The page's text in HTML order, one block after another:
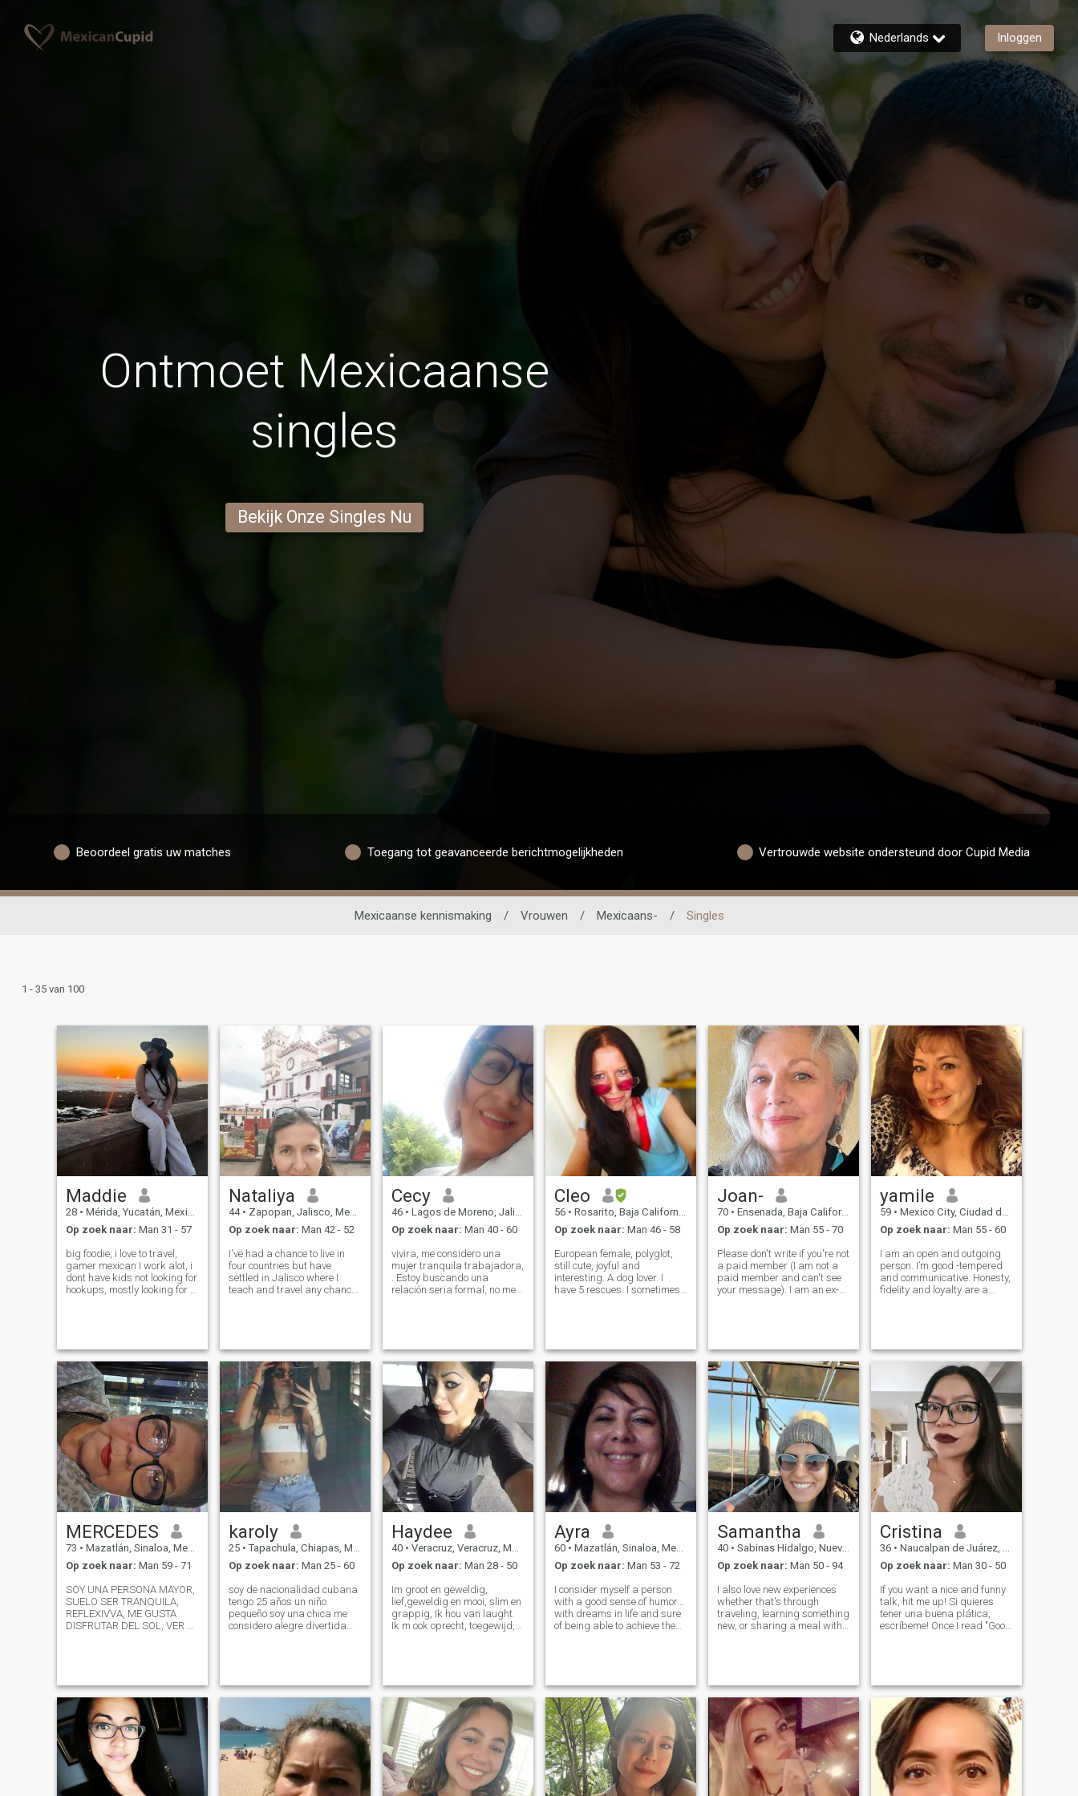
Nederlands Inloggen
Ontmoet Mexicaanse
singles
Bekijk Onze Singles Nu
Beoordeel gratis uw matches Toegang tot geavanceerde berichtmogelijkheden Vertrouwde website ondersteund door Cupid Media
Mexicaanse kennismaking / Vrouwen / Mexicaans- / Singles
1 - 35 van 100
Maddie
28 • Mérida, Yucatán, Mexico
Op zoek naar: Man 31 - 57
big foodie, i love to travel,
gamer mexican I work alot, i
dont have kids not looking for
hookups, mostly looking for a
trip fluent in english
Nataliya
44 • Zapopan, Jalisco, Mexico
Op zoek naar: Man 42 - 52
I've had a chance to live in
four countries but have
settled in Jalisco where I
teach and travel any chance I
sincere, and with goals in
life. A Christia
Cecy
46 • Lagos de Moreno, Jalisco, Mexico
Op zoek naar: Man 40 - 60
vivira, me considero una
mujer tranquila trabajadora,
. Estoy buscando una
relación seria formal, no me
gusta estar bien vivir bien,
busco
Cleo
56 • Rosarito, Baja California, Mexico
Op zoek naar: Man 46 - 58
European female, polyglot,
still cute, joyful and
interesting. A dog lover. I
have 5 rescues. I sometimes
to a man I mean. If a woman
ha
Joan-
70 • Ensenada, Baja California, Mexico
Op zoek naar: Man 55 - 70
Please don't write if you're not
a paid member (I am not a
paid member and can't see
your message). I am an ex-
and graphic design, social
me
yamile
59 • Mexico City, Ciudad de México, Mexico
Op zoek naar: Man 55 - 60
I am an open and outgoing
person. I’m good -tempered
and communicative. Honesty,
fidelity and loyalty are a
things. I enjoy surprising t
MERCEDES
73 • Mazatlán, Sinaloa, Mexico
Op zoek naar: Man 59 - 71
SOY UNA PERSONA MAYOR,
SUELO SER TRANQUILA,
REFLEXIVVA, ME GUSTA
DISFRUTAR DEL SOL, VER EL
DRAMA, Y ROMÁNTICAS. NO
ME GUSTA MUCHO EL
RUIDO, AUNQUE3 NO ME
MOLESTA ESTA
karoly
25 • Tapachula, Chiapas, Mexico
Op zoek naar: Man 25 - 60
soy de nacionalidad cubana
tengo 25 años un niño
pequeño soy una chica me
considero alegre divertida
verdad me valore y llame a
mi hijo me gusta divertir
Haydee
40 • Veracruz, Veracruz, Mexico
Op zoek naar: Man 28 - 50
Im groot en geweldig,
lief,geweldig en mooi, slim en
grappig, Ik hou van laught.
Ik m ook oprecht, toegewijd,
natuurlijk heb ik mijn slechte
tijden ( zoals iedereen denk
ik) Ik Krav Maga en fitness(
Ik heb voor een jaar en een
half) en in januari
waarschijnlijk begon ik
opnieuw. Ik contacten te
beoefenen. Ik doe dingen
buiten,( soms thuis blijven is
Ayra
60 • Mazatlán, Sinaloa, Mexico
Op zoek naar: Man 53 - 72
I consider myself a person
with a good sense of humor...
with dreams in life and sure
of being able to achieve them.
culture and true frie
Samantha
40 • Sabinas Hidalgo, Nuevo León, Mexico
Op zoek naar: Man 50 - 94
I also love new experiences
whether that's through
traveling, learning something
new, or sharing a meal with
the same time, I love
moments of p
Cristina
36 • Naucalpan de Juárez, México, Mexico
Op zoek naar: Man 30 - 50
If you want a nice and funny
talk, hit me up! Si quieres
tener una buena plática,
escríbeme! Once I read "Good
that's me :) so I'm look